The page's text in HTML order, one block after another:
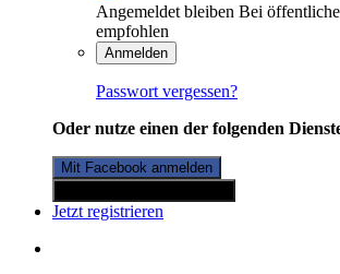
Angemeldet bleiben Bei
empfohlen
Anmelden
Passwort vergessen?
Oder nutze einen der folgenden
Mit Facebook anmelden
Jetzt registrieren